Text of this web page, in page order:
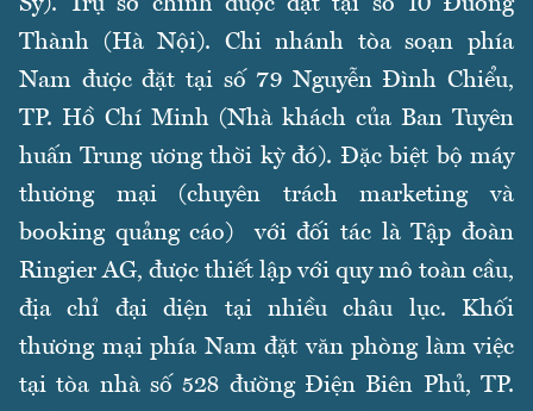
Sỹ). Trụ sở chính được đặt tại số 10 Đường
Thành (Hà Nội). Chi nhánh tòa soạn phía
Nam được đặt tại số 79 Nguyễn Đình Chiểu,
TP. Hồ Chí Minh (Nhà khách của Ban Tuyên
huấn Trung ương thời kỳ đó). Đặc biệt bộ máy
thương mại (chuyên trách marketing và
booking quảng cáo) với đối tác là Tập đoàn
Ringier AG, được thiết lập với quy mô toàn cầu,
địa chỉ đại diện tại nhiều châu lục. Khối
thương mại phía Nam đặt văn phòng làm việc
tại tòa nhà số 528 đường Điện Biên Phủ, TP.